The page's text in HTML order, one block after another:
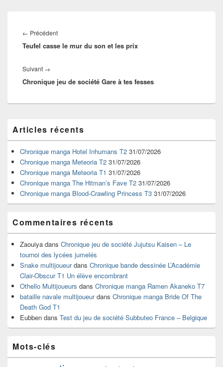
de
l’article
← PrécédentArticle
précédent :
Teufel casse le mur du son et les prix
Suivant →
suivant :
Chronique jeu de société Gare à tes fesses
principale
de
widget
pour
barre
latérale
Articles récents
Chronique manga Hotel Inhumans T2 31/07/2026
Chronique manga Meteoria T2 31/07/2026
Chronique manga Meteoria T1 31/07/2026
Chronique manga The Hitman’s Fave T2 31/07/2026
Chronique manga Blood-Crawling Princess T3 31/07/2026
Commentaires récents
Zaouiya dans Chronique jeu de société Jujutsu Kaisen – Le
tournoi des lycées jumelés
Snake multijoueurdans Chronique bande dessinée L’Académie
Clair-Obscur T1 Un élève encombrant
Othello Multijoueurs dans Chronique manga Ramen Akaneko T7
bataille navale multijoueurdans Chronique manga Bride Of The
Death God T1
Eubben dans Test du jeu de société Subbuteo France – Belgique
Mots-clés